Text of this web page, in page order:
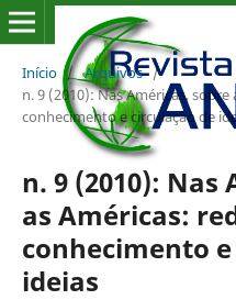
Início / Arquivos /
n. 9 (2010): Nas Américas, sobre
conhecimento e circulação de
n. 9 (2010): Nas
as Américas:
conhecimento
ideias